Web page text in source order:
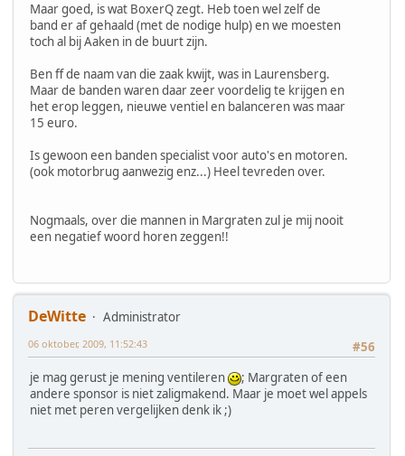
Maar goed, is wat BoxerQ zegt. Heb toen wel zelf de
band er af gehaald (met de nodige hulp) en we moesten
toch al bij Aaken in de buurt zijn.
Ben ff de naam van die zaak kwijt, was in Laurensberg.
Maar de banden waren daar zeer voordelig te krijgen en
het erop leggen, nieuwe ventiel en balanceren was maar
15 euro.
Is gewoon een banden specialist voor auto's en motoren.
(ook motorbrug aanwezig enz...) Heel tevreden over.
Nogmaals, over die mannen in Margraten zul je mij nooit
een negatief woord horen zeggen!!
DeWitte
Administrator
#56
06 oktober, 2009, 11:52:43
je mag gerust je mening ventileren
; Margraten of een
andere sponsor is niet zaligmakend. Maar je moet wel appels
niet met peren vergelijken denk ik ;)